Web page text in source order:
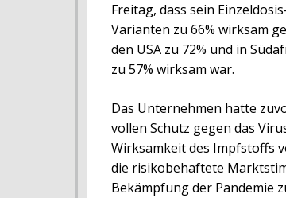
Freitag, dass sein
Varianten zu 66% wirksam
den USA zu 72% und in
zu 57% wirksam war.
Das Unternehmen hatte
vollen Schutz gegen das
Wirksamkeit des Impfstoffs
die risikobehaftete
Bekämpfung der Pandemie